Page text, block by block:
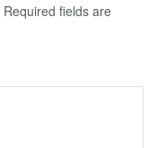
Required fields are